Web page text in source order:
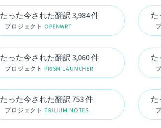
たった今された翻訳 3,984 件
プロジェクト OPENWRT
た
たった今された翻訳 3,060 件
プロジェクト PRISM LAUNCHER
た
たった今された翻訳 753 件
プロジェクトTRILIUM NOTES
た